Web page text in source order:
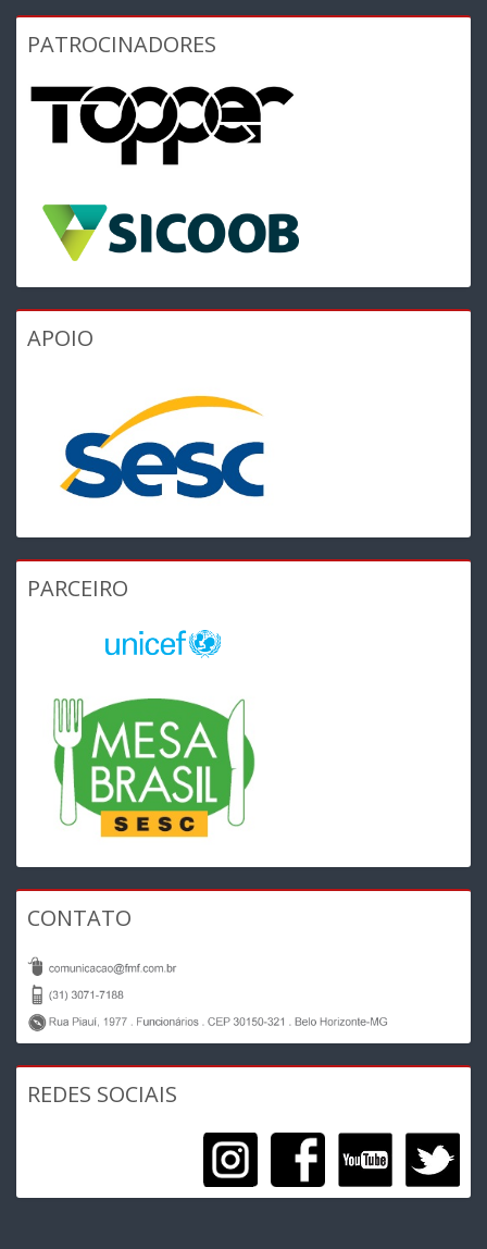
PATROCINADORES
APOIO
PARCEIRO
CONTATO
REDES SOCIAIS